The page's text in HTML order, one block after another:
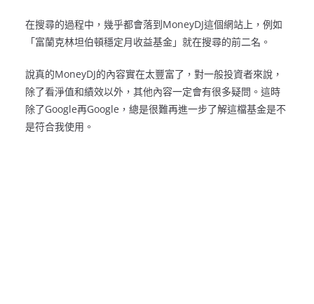
在搜尋的過程中，幾乎都會落到MoneyDJ這個網站上，例如
「富蘭克林坦伯頓穩定月收益基金」就在搜尋的前二名。
說真的MoneyDJ的內容實在太豐富了，對一般投資者來說，
除了看淨值和績效以外，其他內容一定會有很多疑問。這時
除了Google再Google，總是很難再進一步了解這檔基金是不
是符合我使用。